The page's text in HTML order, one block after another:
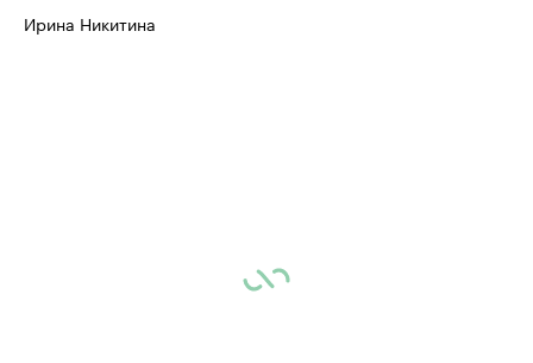
Ирина Никитина